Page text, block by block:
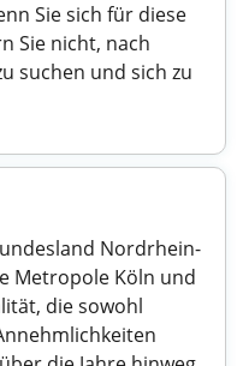
Sie sich für diese
Sie nicht, nach
suchen und sich zu
Nordrhein-
Metropole Köln und
die sowohl